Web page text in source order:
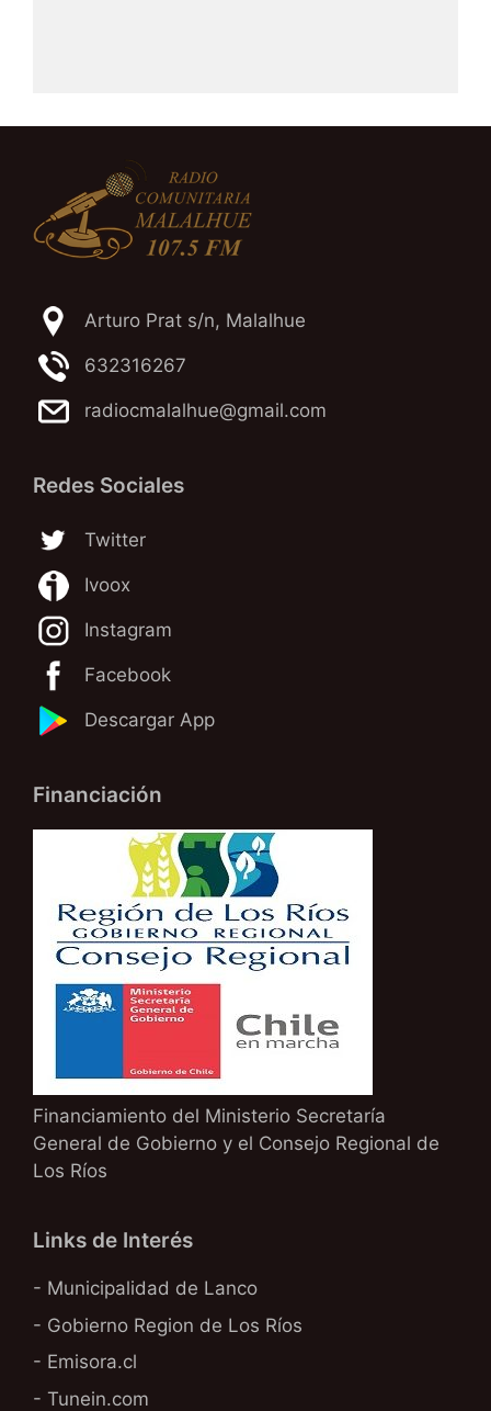
Arturo Prat s/n, Malalhue
632316267
radiocmalalhue@gmail.com
Redes Sociales
Twitter
Ivoox
Instagram
Facebook
Descargar App
Financiación
Financiamiento del Ministerio Secretaría
General de Gobierno y el Consejo Regional de
Los Ríos
Links de Interés
- Municipalidad de Lanco
- Gobierno Region de Los Ríos
- Emisora.cl
- Tunein.com